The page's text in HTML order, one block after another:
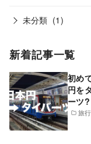
未分類 (1)
新着記事一覧
旅
初め
円を
ーツ?